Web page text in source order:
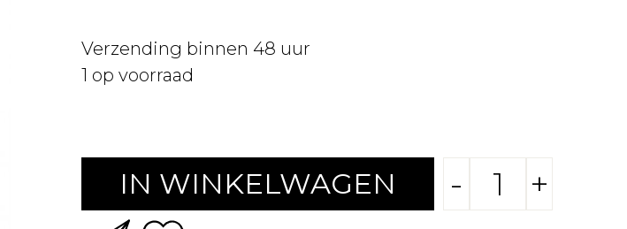
Verzending binnen 48 uur
1 op voorraad
IN WINKELWAGEN - +